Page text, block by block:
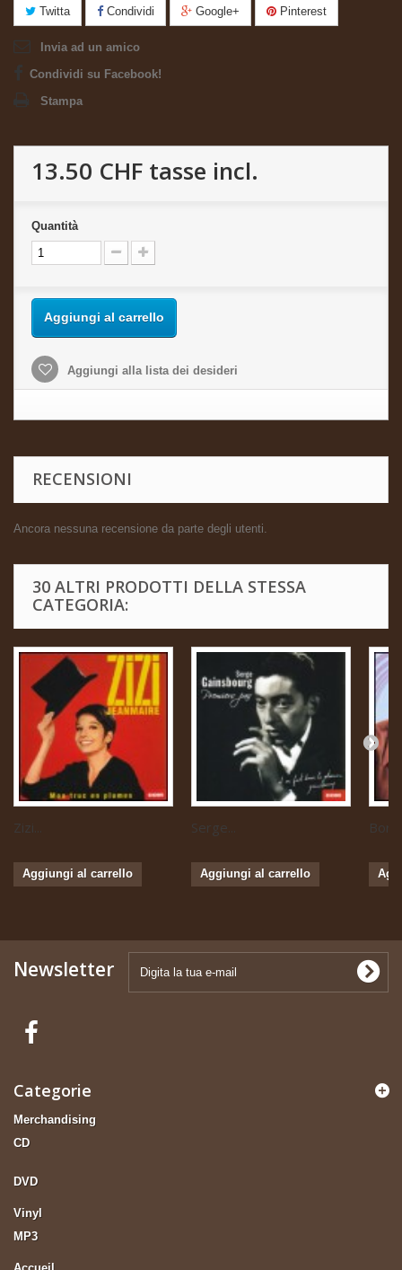
Twitta Condividi Google+ Pinterest
Invia ad un amico
Condividi su Facebook!
Stampa
13.50 CHF tasse incl.
Quantità
Aggiungi al carrello
Aggiungi alla lista dei desideri
RECENSIONI
Ancora nessuna recensione da parte degli utenti.
30 ALTRI PRODOTTI DELLA STESSA
CATEGORIA:
Zizi...
Aggiungi al carrello
Serge...
Aggiungi al carrello
Newsletter
Categorie
Merchandising
CD
DVD
Vinyl
MP3